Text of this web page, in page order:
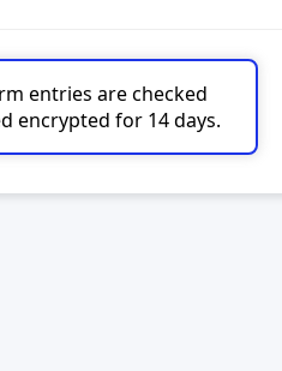
entries are checked
encrypted for 14 days.